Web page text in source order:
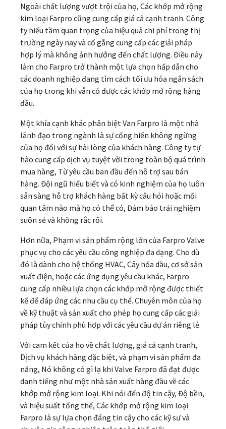
Ngoài chất lượng vượt trội của họ, Các khớp mở rộng
kim loại Farpro cũng cung cấp giá cả cạnh tranh. Công
ty hiểu tầm quan trọng của hiệu quả chi phí trong thị
trường ngày nay và cố gắng cung cấp các giải pháp
hợp lý mà không ảnh hưởng đến chất lượng. Điều này
làm cho Farpro trở thành một lựa chọn hấp dẫn cho
các doanh nghiệp đang tìm cách tối ưu hóa ngân sách
của họ trong khi vẫn có được các khớp mở rộng hàng
đầu.
Một khía cạnh khác phân biệt Van Farpro là một nhà
lãnh đạo trong ngành là sự cống hiến không ngừng
của họ đối với sự hài lòng của khách hàng. Công ty tự
hào cung cấp dịch vụ tuyệt vời trong toàn bộ quá trình
mua hàng, Từ yêu cầu ban đầu đến hỗ trợ sau bán
hàng. Đội ngũ hiểu biết và có kinh nghiệm của họ luôn
sẵn sàng hỗ trợ khách hàng bất kỳ câu hỏi hoặc mối
quan tâm nào mà họ có thể có, Đảm bảo trải nghiệm
suôn sẻ và không rắc rối.
Hơn nữa, Phạm vi sản phẩm rộng lớn của Farpro Valve
phục vụ cho các yêu cầu công nghiệp đa dạng. Cho dù
đó là dành cho hệ thống HVAC, Cây hóa dầu, cơ sở sản
xuất điện, hoặc các ứng dụng yêu cầu khác, Farpro
cung cấp nhiều lựa chọn các khớp mở rộng được thiết
kế để đáp ứng các nhu cầu cụ thể. Chuyên môn của họ
về kỹ thuật và sản xuất cho phép họ cung cấp các giải
pháp tùy chỉnh phù hợp với các yêu cầu dự án riêng lẻ.
Với cam kết của họ về chất lượng, giá cả cạnh tranh,
Dịch vụ khách hàng đặc biệt, và phạm vi sản phẩm đa
năng, Nó không có gì lạ khi Valve Farpro đã đạt được
danh tiếng như một nhà sản xuất hàng đầu về các
khớp mở rộng kim loại. Khi nói đến độ tin cậy, Độ bền,
và hiệu suất tổng thể, Các khớp mở rộng kim loại
Farpro là sự lựa chọn đáng tin cậy cho các kỹ sư và